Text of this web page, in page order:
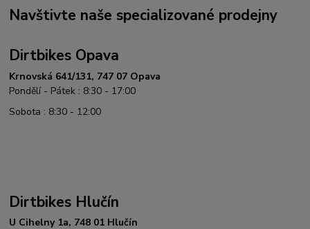
Navštivte naše specializované prodejny
Dirtbikes Opava
Krnovská 641/131, 747 07 Opava
Pondělí - Pátek : 8:30 - 17:00
Sobota : 8:30 - 12:00
Dirtbikes Hlučín
U Cihelny 1a, 748 01 Hlučín